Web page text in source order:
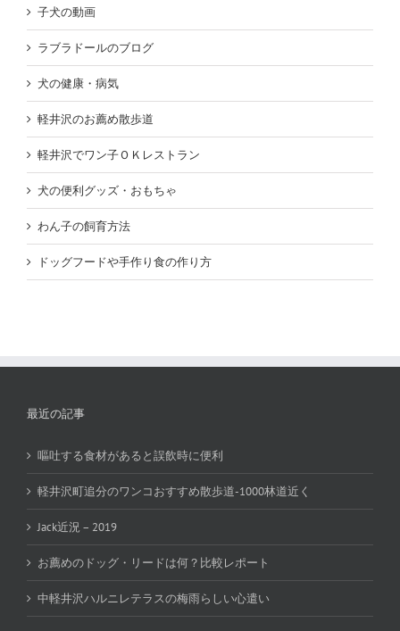
子犬の動画
ラブラドールのブログ
犬の健康・病気
軽井沢のお薦め散歩道
軽井沢でワン子ＯＫレストラン
犬の便利グッズ・おもちゃ
わん子の飼育方法
ドッグフードや手作り食の作り方
最近の記事
嘔吐する食材があると誤飲時に便利
軽井沢町追分のワンコおすすめ散歩道-1000林道近く
Jack近況 – 2019
お薦めのドッグ・リードは何？比較レポート
中軽井沢ハルニレテラスの梅雨らしい心遣い